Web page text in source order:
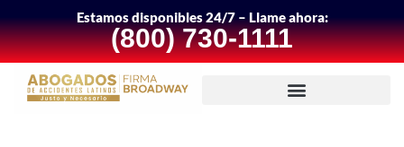
Estamos disponibles 24/7 – Llame ahora:
(800) 730-1111